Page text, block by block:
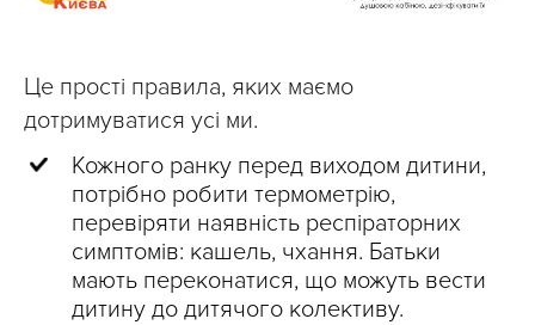
Це прості правила, яких маємо
дотримуватися усі ми.
Кожного ранку перед виходом дитини,
потрібно робити термометрію,
перевіряти наявність респіраторних
симптомів: кашель, чхання. Батьки
мають переконатися, що можуть вести
дитину до дитячого колективу.